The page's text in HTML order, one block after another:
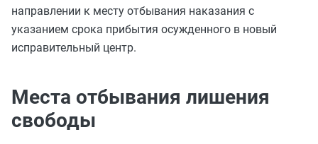
направлении к месту отбывания наказания с
указанием срока прибытия осужденного в новый
исправительный центр.
Места отбывания лишения
свободы